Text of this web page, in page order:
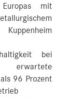
Europas mit
bei
96 Prozent